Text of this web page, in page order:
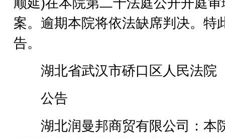
顺延)在本院第二十法庭公开开庭审
案。逾期本院将依法缺席判决。特
告。
湖北省武汉市硚口区人民法院
公告
湖北润曼邦商贸有限公司：本